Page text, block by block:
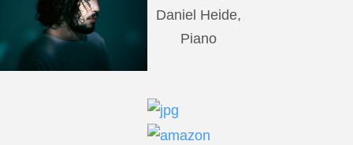
Daniel Heide,
Piano